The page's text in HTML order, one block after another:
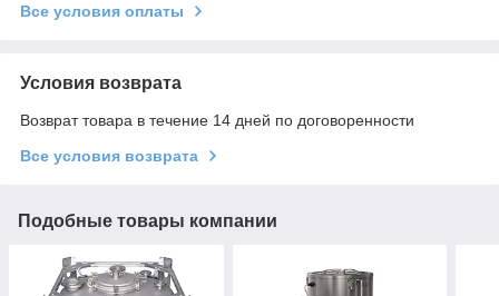
Все условия оплаты
Условия возврата
Возврат товара в течение 14 дней по договоренности
Все условия возврата
Подобные товары компании